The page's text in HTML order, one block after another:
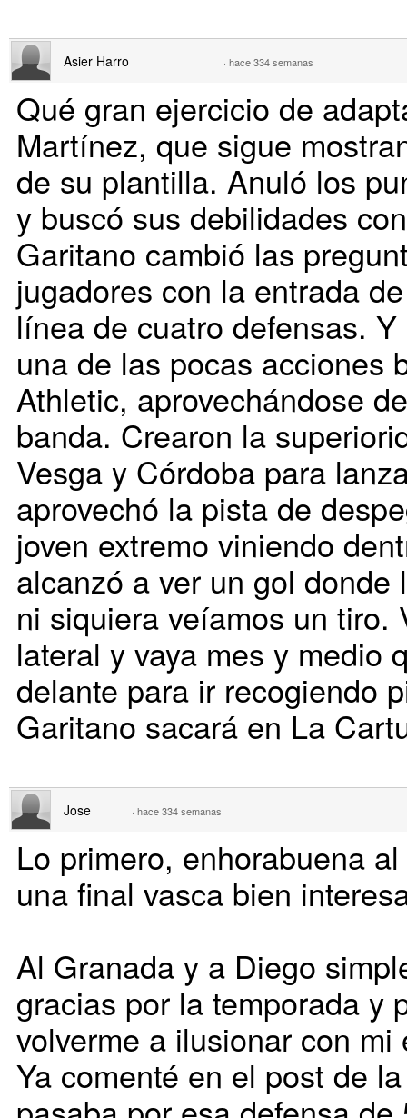
Asier Harro · hace 334 semanas
Qué gran ejercicio de
Martínez, que sigue
de su plantilla. Anuló los
y buscó sus debilidades
Garitano cambió las
jugadores con la entrada
línea de cuatro defensas.
una de las pocas acciones
Athletic, aprovechándose
banda. Crearon la
Vesga y Córdoba para
aprovechó la pista de
joven extremo viniendo
alcanzó a ver un gol
ni siquiera veíamos un tiro.
lateral y vaya mes y medio
delante para ir recogiendo
Garitano sacará en La
Jose · hace 334 semanas
Lo primero, enhorabuena
una final vasca bien
Al Granada y a Diego
gracias por la temporada y
volverme a ilusionar con
Ya comenté en el post de